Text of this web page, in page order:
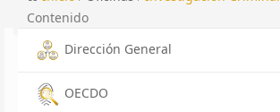
Contenido
Dirección General
OECDO